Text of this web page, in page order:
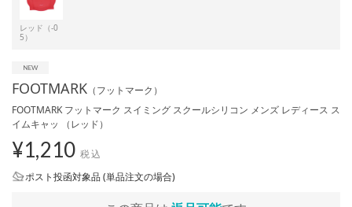
レッド（-0
5）
FOOTMARK （フットマーク）
FOOTMARK フットマーク スイミング スクールシリコン メンズ レディース ス
イムキャッ （レッド）
¥1,210 税込
ポスト投函対象品 (単品注文の場合)